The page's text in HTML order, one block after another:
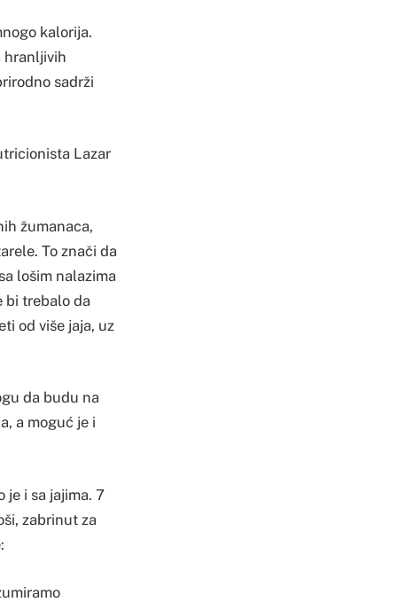
kalorija.
hranljivih
sadrži
Lazar
žumanaca,
To znači da
lošim nalazima
bi trebalo da
od više jaja, uz
da budu na
a moguć je i
je i sa jajima. 7
zabrinut za